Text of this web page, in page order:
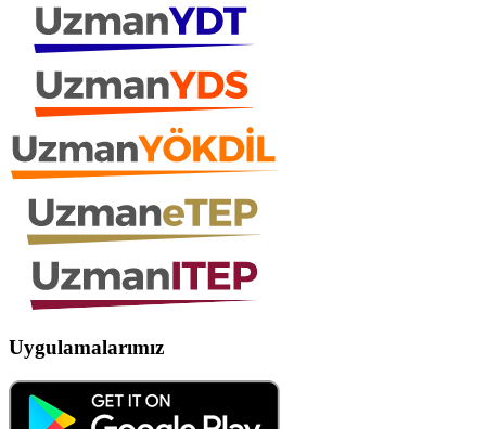
Uygulamalarımız